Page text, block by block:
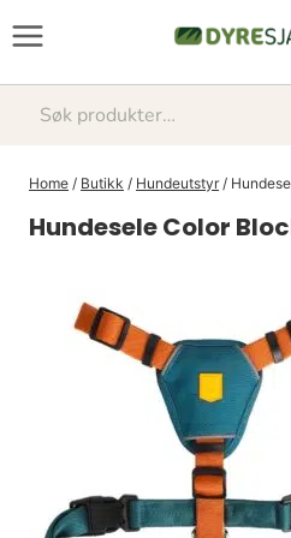
Søk
Home / Butikk / Hundeutstyr /
Hundesele Color